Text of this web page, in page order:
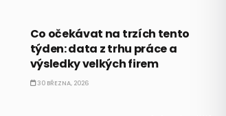
Co očekávat na trzích tento
týden: data z trhu práce a
výsledky velkých firem
30 BŘEZNA, 2026